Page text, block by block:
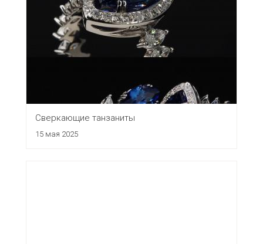
Сверкающие танзаниты
15 мая 2025